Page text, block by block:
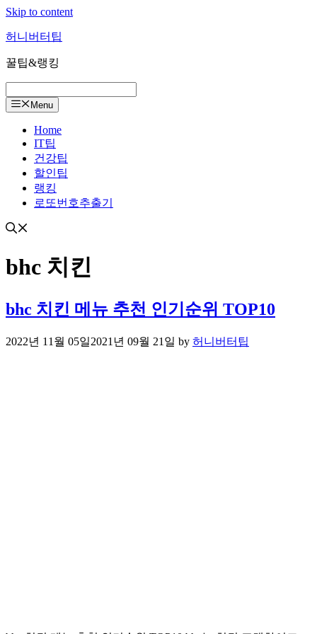
Skip to content
허니버터팁
꿀팁&랭킹
Menu
Home
IT팁
건강팁
할인팁
랭킹
로또번호추출기
bhc 치킨
bhc 치킨 메뉴 추천 인기순위 TOP10
2022년 11월 05일2021년 09월 21일 by 허니버터팁